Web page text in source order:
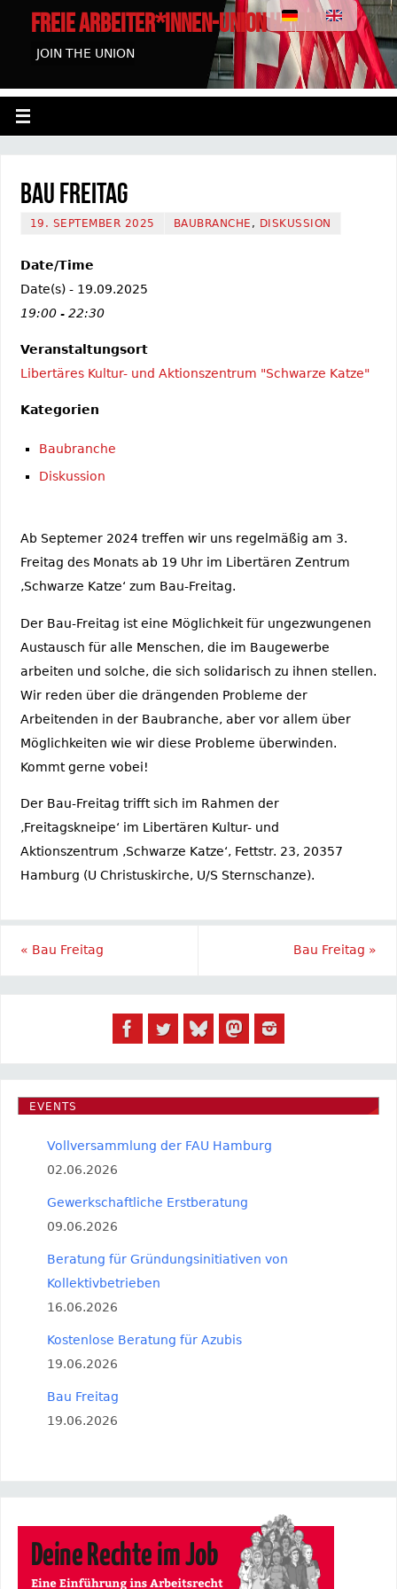
FREIE ARBEITER*INNEN-UNION HAMBURG
JOIN THE UNION
Bau Freitag
19. SEPTEMBER 2025 BAUBRANCHE , DISKUSSION
Date/Time
Date(s) - 19.09.2025
19:00 - 22:30
Veranstaltungsort
Libertäres Kultur- und Aktionszentrum "Schwarze Katze"
Kategorien
Baubranche
Diskussion
Ab Septemer 2024 treffen wir uns regelmäßig am 3.
Freitag des Monats ab 19 Uhr im Libertären Zentrum
‚Schwarze Katze‘ zum Bau-Freitag.
Der Bau-Freitag ist eine Möglichkeit für ungezwungenen
Austausch für alle Menschen, die im Baugewerbe
arbeiten und solche, die sich solidarisch zu ihnen stellen.
Wir reden über die drängenden Probleme der
Arbeitenden in der Baubranche, aber vor allem über
Möglichkeiten wie wir diese Probleme überwinden.
Kommt gerne vobei!
Der Bau-Freitag trifft sich im Rahmen der
‚Freitagskneipe‘ im Libertären Kultur- und
Aktionszentrum ‚Schwarze Katze‘, Fettstr. 23, 20357
Hamburg (U Christuskirche, U/S Sternschanze).
« Bau Freitag Bau Freitag »
EVENTS
Vollversammlung der FAU Hamburg
02.06.2026
Gewerkschaftliche Erstberatung
09.06.2026
Beratung für Gründungsinitiativen von
Kollektivbetrieben
16.06.2026
Kostenlose Beratung für Azubis
19.06.2026
Bau Freitag
19.06.2026